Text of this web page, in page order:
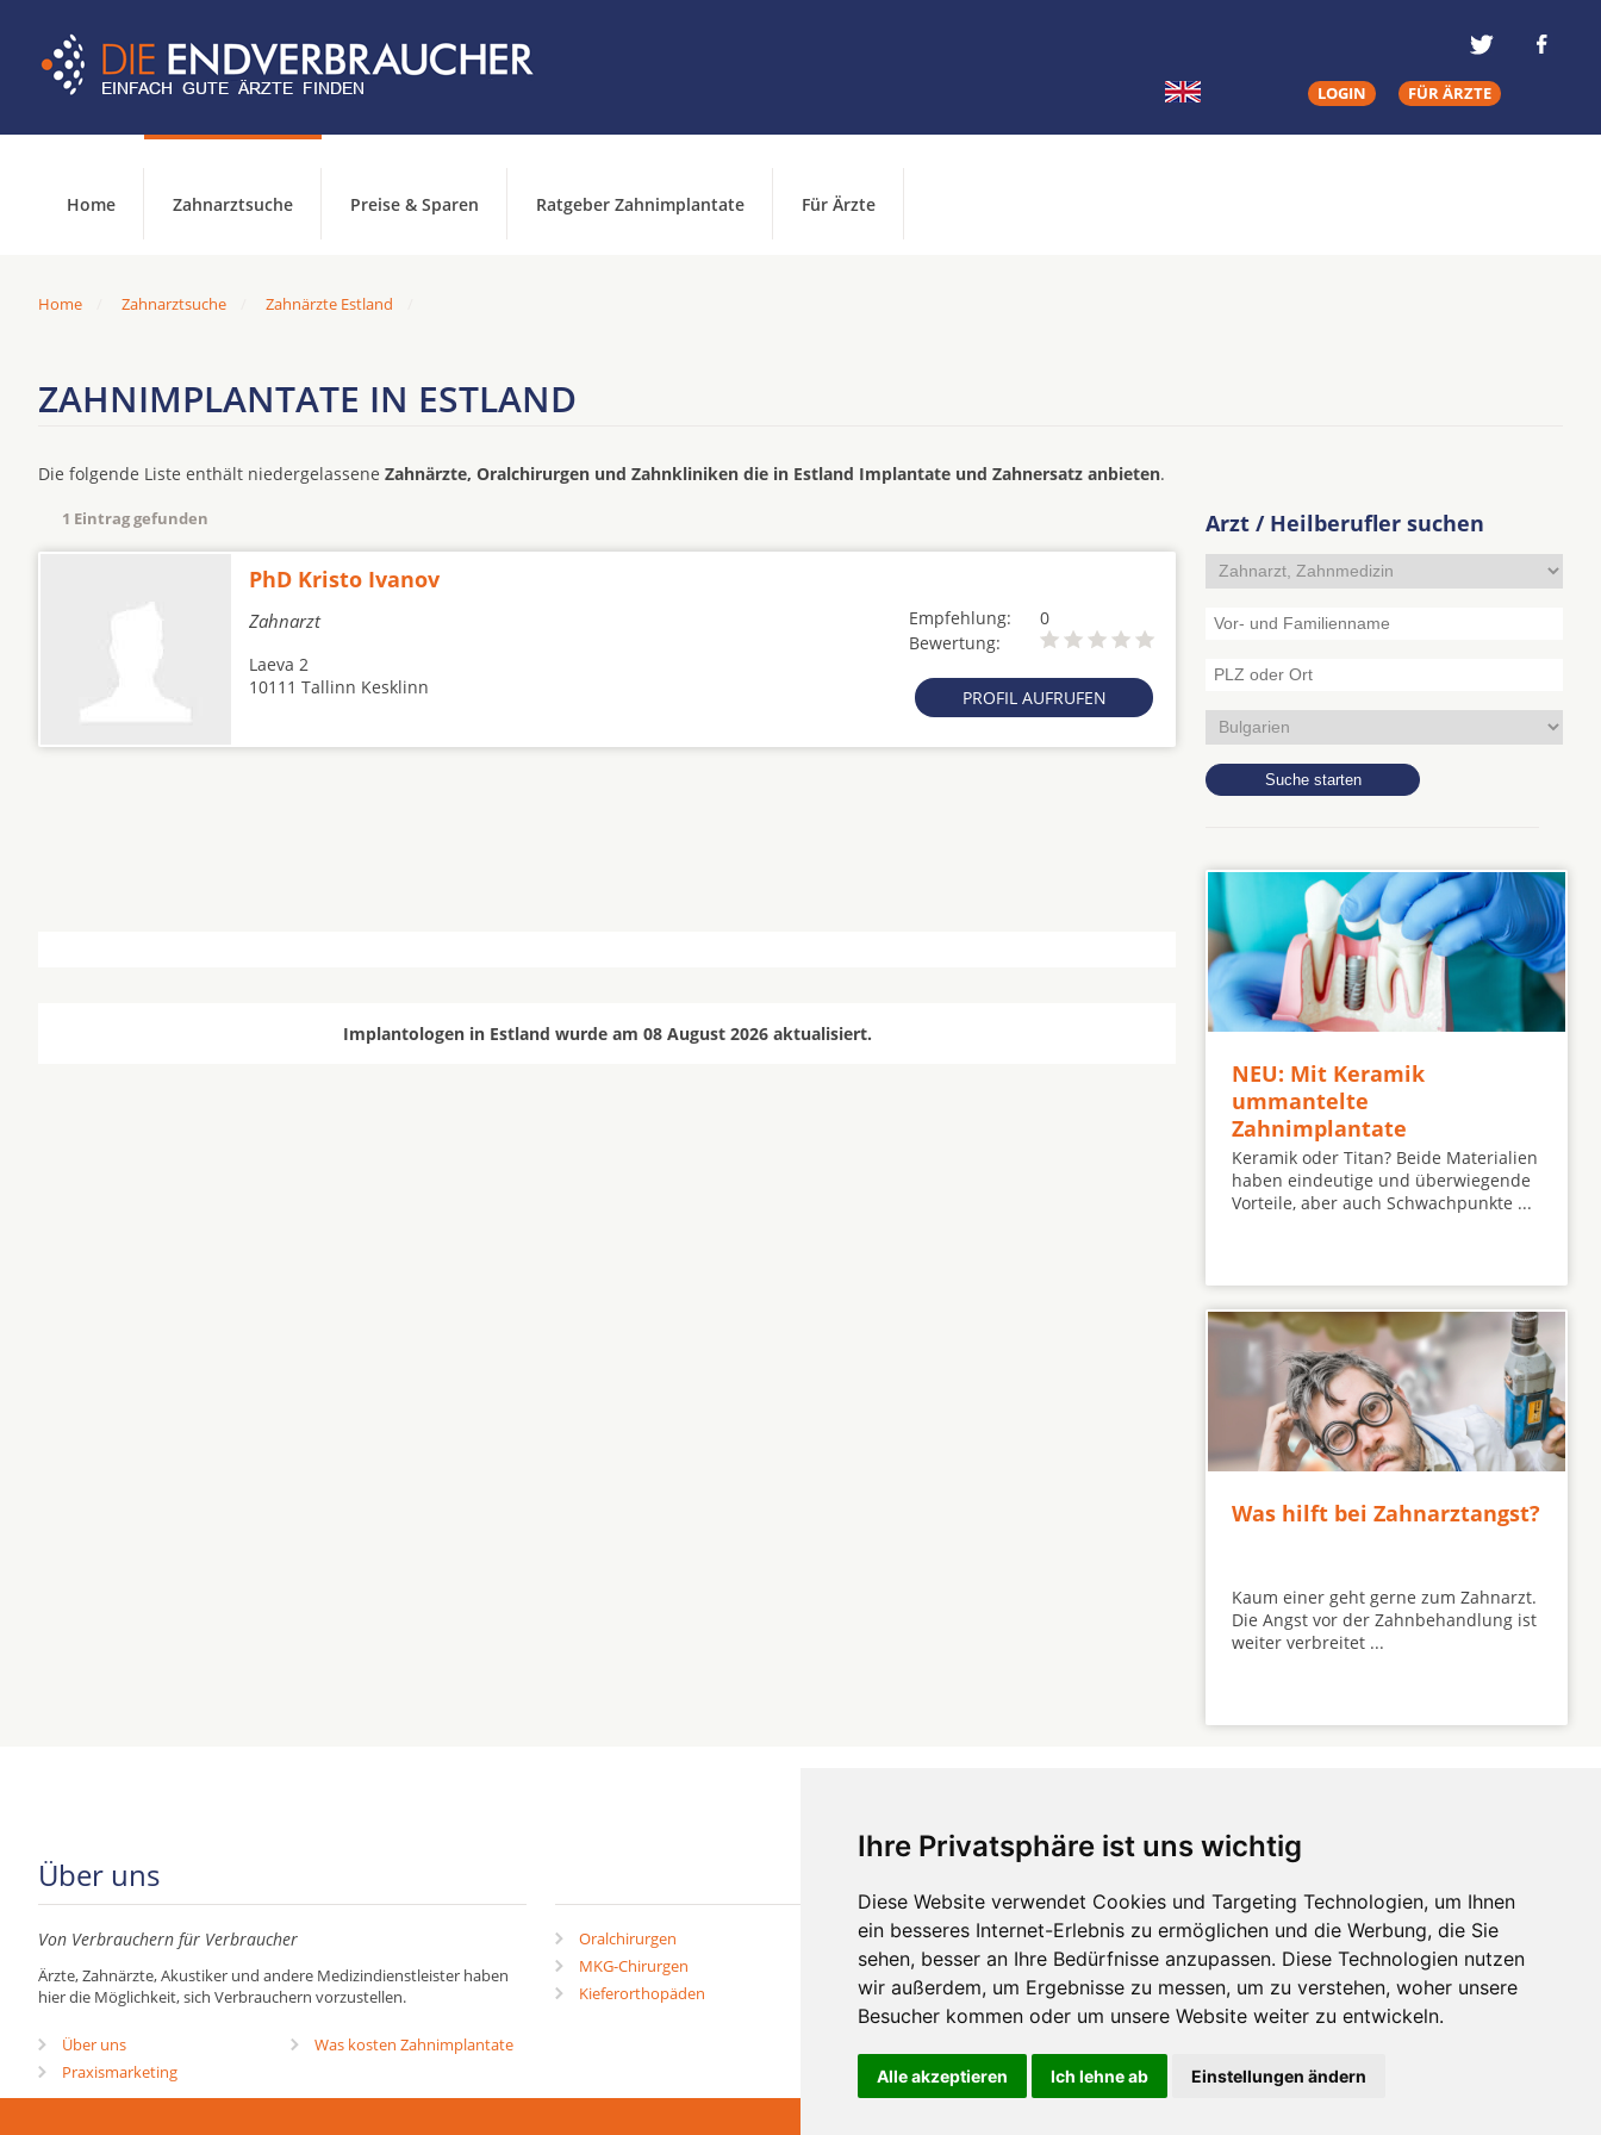
Ihre Privatsphäre ist uns wichtig
Diese Website verwendet Cookies und Targeting Technologien, um Ihnen
ein besseres Internet-Erlebnis zu ermöglichen und die Werbung, die Sie
sehen, besser an Ihre Bedürfnisse anzupassen. Diese Technologien nutzen
wir außerdem, um Ergebnisse zu messen, um zu verstehen, woher unsere
Besucher kommen oder um unsere Website weiter zu entwickeln.
Alle akzeptieren Ich lehne ab Einstellungen ändern
LOGIN FÜR ÄRZTE
Home Zahnarztsuche Preise & Sparen Ratgeber Zahnimplantate Für Ärzte
Home Zahnarztsuche Zahnärzte Estland
ZAHNIMPLANTATE IN ESTLAND
Die folgende Liste enthält niedergelassene Zahnärzte, Oralchirurgen und Zahnkliniken die in Estland Implantate und Zahnersatz anbieten.
1 Eintrag gefunden
PhD Kristo Ivanov
Zahnarzt Empfehlung:
0
Bewertung:
PROFIL AUFRUFEN
Laeva 2
10111 Tallinn Kesklinn
Implantologen in Estland wurde am 08 August 2026 aktualisiert.
Arzt / Heilberufler suchen
NEU: Mit Keramik
ummantelte
Zahnimplantate
Keramik oder Titan? Beide Materialien
haben eindeutige und überwiegende
Vorteile, aber auch Schwachpunkte ...
Was hilft bei Zahnarztangst?
Kaum einer geht gerne zum Zahnarzt.
Die Angst vor der Zahnbehandlung ist
weiter verbreitet ...
Über uns
Von Verbrauchern für Verbraucher
Ärzte, Zahnärzte, Akustiker und andere Medizindienstleister haben
hier die Möglichkeit, sich Verbrauchern vorzustellen.
Über uns
Praxismarketing
Was kosten Zahnimplantate
mehr ...
Oralchirurgen
MKG-Chirurgen
Kieferorthopäden
Zahnärzte in Städten
Zahnärzte in Stadtteilen
Hörgeräte
Zahnarztsuche
die-
zahnarztempfehlung.com
die-endverbraucher.com